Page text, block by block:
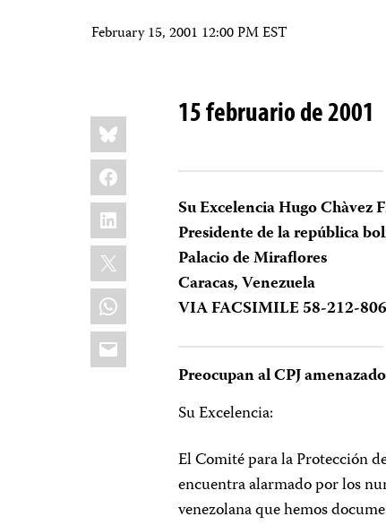
February 15, 2001 12:00 PM EST
Share
this:
Bluesky
Facebook
LinkedIn
X
WhatsApp
Email
15 februario de 2001
Su Excelencia Hugo Chàvez
Presidente de la república
Palacio de Miraflores
Caracas, Venezuela
VIA FACSIMILE 58-212-
Preocupan al CPJ
Su Excelencia:
El Comité para la Protección
encuentra alarmado por los
venezolana que hemos